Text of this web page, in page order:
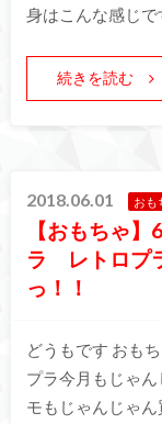
身はこんな感じ
続きを読む
2018.06.01 おも
【おもちゃ
ラ レトロプ
っ！！
どうもです おも
プラ今月もじゃ
モもじゃんじゃ